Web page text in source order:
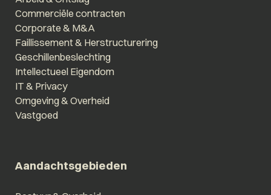
Commerciële contracten
Corporate & M&A
Faillissement & Herstructurering
Geschillenbeslechting
Intellectueel Eigendom
IT & Privacy
Omgeving & Overheid
Vastgoed
Aandachtsgebieden